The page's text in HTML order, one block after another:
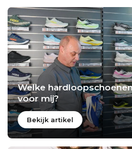
Welke
voor mij?
Bekijk artikel